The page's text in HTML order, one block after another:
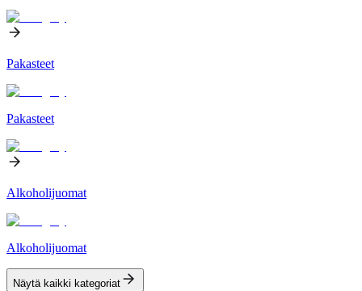
Pakasteet
Pakasteet
Alkoholijuomat
Alkoholijuomat
Näytä kaikki kategoriat